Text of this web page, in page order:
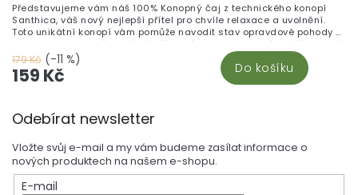
179 Kč (-11 %)
159 Kč Do košíku
Představujeme vám náš 100% Konopný čaj z technického konopí
Santhica, váš nový nejlepší přítel pro chvíle relaxace a uvolnění.
Toto unikátní konopí vám pomůže navodit stav opravdové pohody a
zbavit se stresu. Vše je čistě přírodní a bez chemických přísad, což
zaručuje tu nejlepší kvalitu pro vaše tělo i mysl. Vyberte si tento čaj
a zažijte dokonalou harmonii a klid v každém šálku!
Odebírat newsletter
Vložte svůj e-mail a my vám budeme zasílat informace o
nových produktech na našem e-shopu.
E-mail